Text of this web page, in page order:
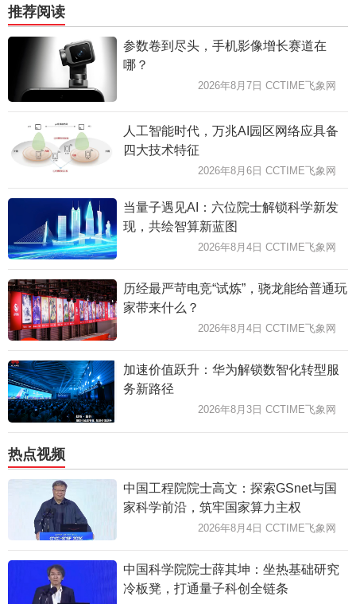
推荐阅读
参数卷到尽头，手机影像增长赛道在
哪？
2026年8月7日 CCTIME飞象网
人工智能时代，万兆AI园区网络应具备
四大技术特征
2026年8月6日 CCTIME飞象网
当量子遇见AI：六位院士解锁科学新发
现，共绘智算新蓝图
2026年8月4日 CCTIME飞象网
历经最严苛电竞“试炼”，骁龙能给普通玩
家带来什么？
2026年8月4日 CCTIME飞象网
加速价值跃升：华为解锁数智化转型服
务新路径
2026年8月3日 CCTIME飞象网
热点视频
中国工程院院士高文：探索GSnet与国
家科学前沿，筑牢国家算力主权
2026年8月4日 CCTIME飞象网
中国科学院院士薛其坤：坐热基础研究
冷板凳，打通量子科创全链条